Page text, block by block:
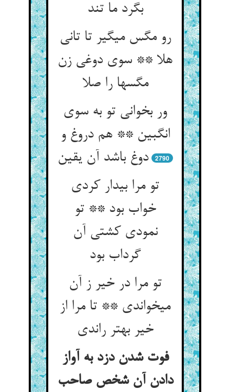
بگرد ما تند
رو مگس می‏گیر تا تانی
هلا ** سوی دوغی زن
مگسها را صلا
ور بخوانی تو به سوی
انگبین ** هم دروغ و
دوغ باشد آن یقین‏
2790
تو مرا بیدار کردی
خواب بود ** تو
نمودی کشتی آن
گرداب بود
تو مرا در خیر ز آن
می‏خواندی ** تا مرا از
خیر بهتر راندی‏
فوت شدن دزد به آواز
دادن آن شخص صاحب